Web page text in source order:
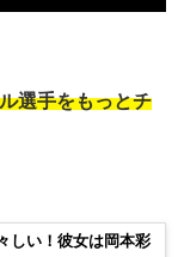
選手をもっとチ
しい！彼女は岡本彩